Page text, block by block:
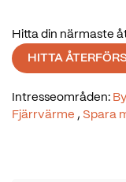
Hitta din närmaste
HITTA
Intresseområden:
Fjärrvärme , Spara